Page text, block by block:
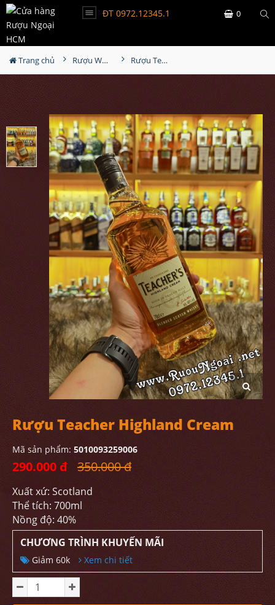
ĐT 0972.12345.1 0
Trang chủ Rượu Whisky Rượu Teacher Highland Cream
Rượu Teacher Highland Cream
Mã sản phẩm: 5010093259006
290.000 đ 350.000 đ
Xuất xứ: Scotland
Thể tích: 700ml
Nồng độ: 40%
CHƯƠNG TRÌNH KHUYẾN MÃI
Giảm 60k Xem chi tiết